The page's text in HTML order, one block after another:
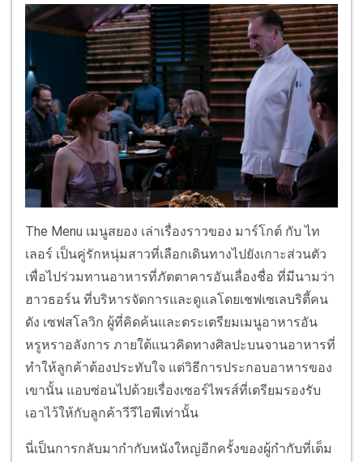
The Menu เมนูสยอง เล่าเรื่องราวของ มาร์โกต์ กับ ไท
เลอร์ เป็นคู่รักหนุ่มสาวที่เลือกเดินทางไปยังเกาะส่วนตัว
เพื่อไปร่วมทานอาหารที่ภัตตาคารอันเลื่องชื่อ ที่มีนามว่า
ฮาวธอร์น ที่บริหารจัดการและดูแลโดยเชฟเซเลบริตี้คน
ดัง เซฟสโลวิก ผู้ที่คิดค้นและตระเตรียมเมนูอาหารอัน
หรูหราอลังการ ภายใต้แนวคิดทางศิลปะบนจานอาหารที่
ทำให้ลูกค้าต้องประทับใจ แต่วิธีการประกอบอาหารของ
เขานั้น แอบซ่อนไปด้วยเรื่องเซอร์ไพรส์ที่เตรียมรองรับ
เอาไว้ให้กับลูกค้าวีวีไอพีเท่านั้น
นี่เป็นการกลับมากำกับหนังใหญ่อีกครั้งของผู้กำกับที่เต็ม